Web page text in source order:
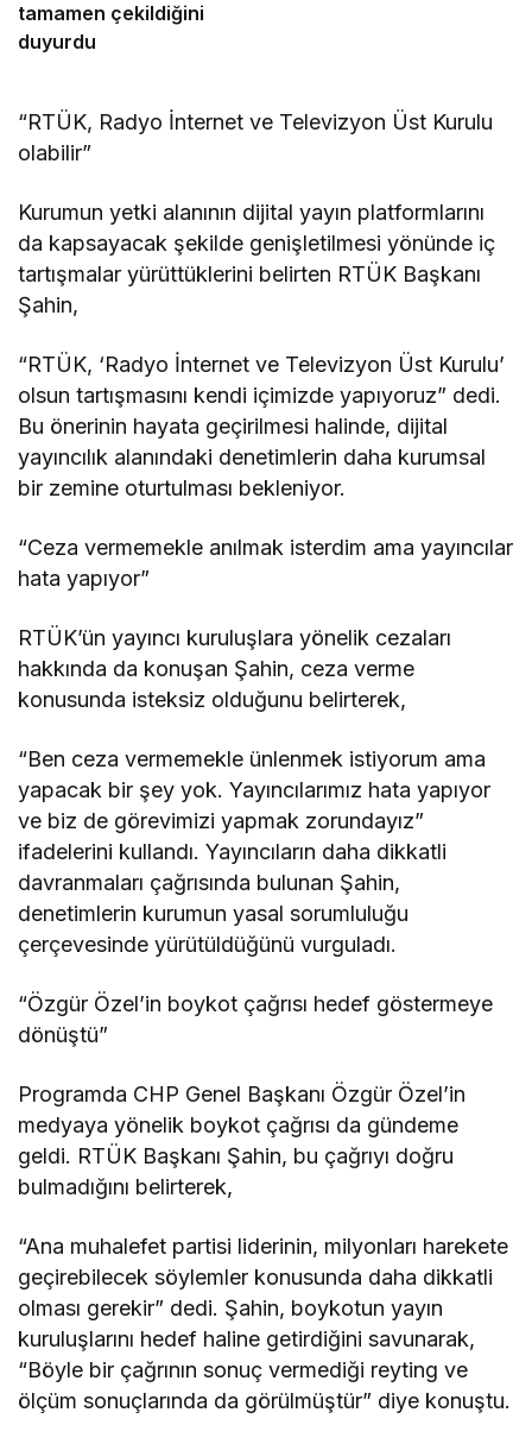
tamamen çekildiğini
duyurdu
“RTÜK, Radyo İnternet ve Televizyon Üst Kurulu
olabilir”
Kurumun yetki alanının dijital yayın platformlarını
da kapsayacak şekilde genişletilmesi yönünde iç
tartışmalar yürüttüklerini belirten RTÜK Başkanı
Şahin,
“RTÜK, ‘Radyo İnternet ve Televizyon Üst Kurulu’
olsun tartışmasını kendi içimizde yapıyoruz” dedi.
Bu önerinin hayata geçirilmesi halinde, dijital
yayıncılık alanındaki denetimlerin daha kurumsal
bir zemine oturtulması bekleniyor.
“Ceza vermemekle anılmak isterdim ama yayıncılar
hata yapıyor”
RTÜK’ün yayıncı kuruluşlara yönelik cezaları
hakkında da konuşan Şahin, ceza verme
konusunda isteksiz olduğunu belirterek,
“Ben ceza vermemekle ünlenmek istiyorum ama
yapacak bir şey yok. Yayıncılarımız hata yapıyor
ve biz de görevimizi yapmak zorundayız”
ifadelerini kullandı. Yayıncıların daha dikkatli
davranmaları çağrısında bulunan Şahin,
denetimlerin kurumun yasal sorumluluğu
çerçevesinde yürütüldüğünü vurguladı.
“Özgür Özel’in boykot çağrısı hedef göstermeye
dönüştü”
Programda CHP Genel Başkanı Özgür Özel’in
medyaya yönelik boykot çağrısı da gündeme
geldi. RTÜK Başkanı Şahin, bu çağrıyı doğru
bulmadığını belirterek,
“Ana muhalefet partisi liderinin, milyonları harekete
geçirebilecek söylemler konusunda daha dikkatli
olması gerekir” dedi. Şahin, boykotun yayın
kuruluşlarını hedef haline getirdiğini savunarak,
“Böyle bir çağrının sonuç vermediği reyting ve
ölçüm sonuçlarında da görülmüştür” diye konuştu.